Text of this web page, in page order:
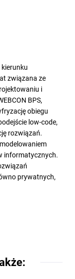
związana ze
i
BPS,
obiegu
low-code,
rozwiązań.
informatycznych.
prywatnych,